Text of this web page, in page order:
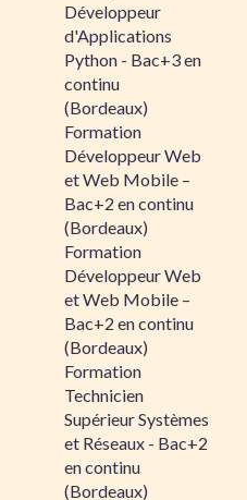
Développeur
d'Applications
Python - Bac+3 en
continu
(Bordeaux)
Formation
Développeur Web
et Web Mobile –
Bac+2 en continu
(Bordeaux)
Formation
Développeur Web
et Web Mobile –
Bac+2 en continu
(Bordeaux)
Formation
Technicien
Supérieur Systèmes
et Réseaux - Bac+2
en continu
(Bordeaux)